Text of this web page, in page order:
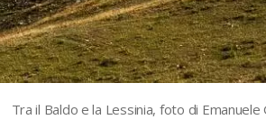
Tra il Baldo e la Lessinia, foto di Emanuele